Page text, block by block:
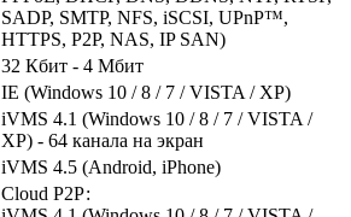
SADP, SMTP, NFS, iSCSI, UPnP™,
HTTPS, P2P, NAS, IP SAN)
32 Кбит - 4 Мбит
IE (Windows 10 / 8 / 7 / VISTA / XP)
iVMS 4.1 (Windows 10 / 8 / 7 / VISTA /
XP) - 64 канала на экран
iVMS 4.5 (Android, iPhone)
Cloud Р2Р: